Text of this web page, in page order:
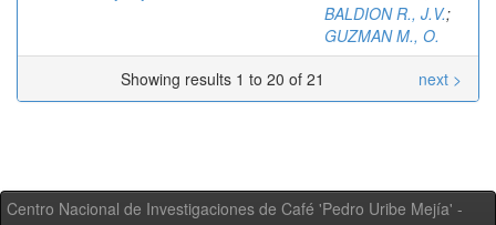
BALDION R., J.V.;
GUZMAN M., O.
Showing results 1 to 20 of 21
next >
Centro Nacional de Investigaciones de Café 'Pedro Uribe Mejía' -